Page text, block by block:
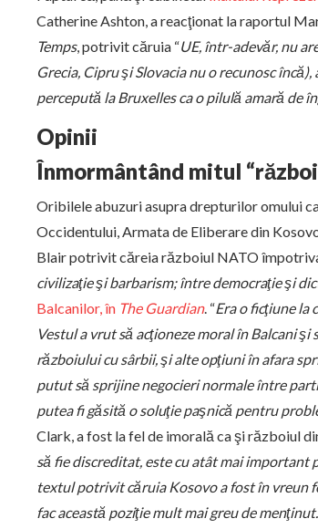
Catherine Ashton, a reacţionat la raportul
Temps, potrivit căruia “UE, într-adevăr, nu
Grecia, Cipru şi Slovacia nu o recunosc
percepută la Bruxelles ca o pilulă amară de
Opinii
Înmormântând mitul
Oribilele abuzuri asupra drepturilor omului
Occidentului, Armata de Eliberare din
Blair potrivit căreia războiul NATO
civilizaţie şi barbarism; între democraţie şi
Balcanilor, în The Guardian. “Era o ficţiune la
Vestul a vrut să acţioneze moral în Balcani
războiului cu sârbii, şi alte opţiuni în afara
putut să sprijine negocieri normale între
putea fi găsită o soluţie paşnică pentru
Clark, a fost la fel de imorală ca şi războiul
să fie discreditat, este cu atât mai
textul potrivit căruia Kosovo a fost în vreun
fac această poziţie mult mai greu de menţinut.